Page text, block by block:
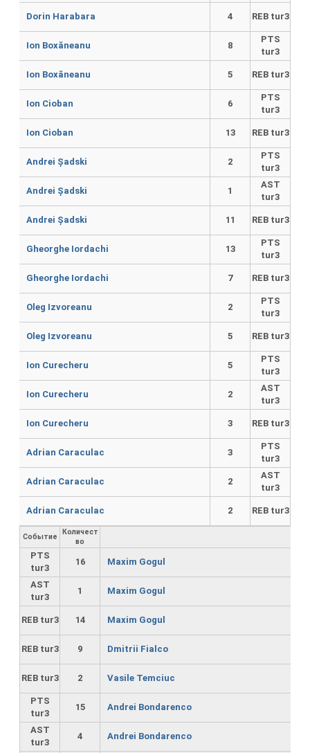
Dorin Harabara 4 REB tur3
Ion Boxăneanu 8
PTS
tur3
Ion Boxăneanu 5 REB tur3
Ion Cioban 6
PTS
tur3
Ion Cioban 13 REB tur3
Andrei Șadski 2
PTS
tur3
Andrei Șadski 1
AST
tur3
Andrei Șadski 11 REB tur3
Gheorghe Iordachi 13
PTS
tur3
Gheorghe Iordachi 7 REB tur3
Oleg Izvoreanu 2
PTS
tur3
Oleg Izvoreanu 5 REB tur3
Ion Curecheru 5
PTS
tur3
Ion Curecheru 2
AST
tur3
Ion Curecheru 3 REB tur3
Adrian Caraculac 3
PTS
tur3
Adrian Caraculac 2
AST
tur3
Adrian Caraculac 2 REB tur3
Событие
Количест
во
PTS
tur3
16 Maxim Gogul
AST
tur3
1 Maxim Gogul
REB tur3 14 Maxim Gogul
REB tur3 9 Dmitrii Fialco
REB tur3 2 Vasile Temciuc
PTS
tur3
15 Andrei Bondarenco
AST
tur3
4 Andrei Bondarenco